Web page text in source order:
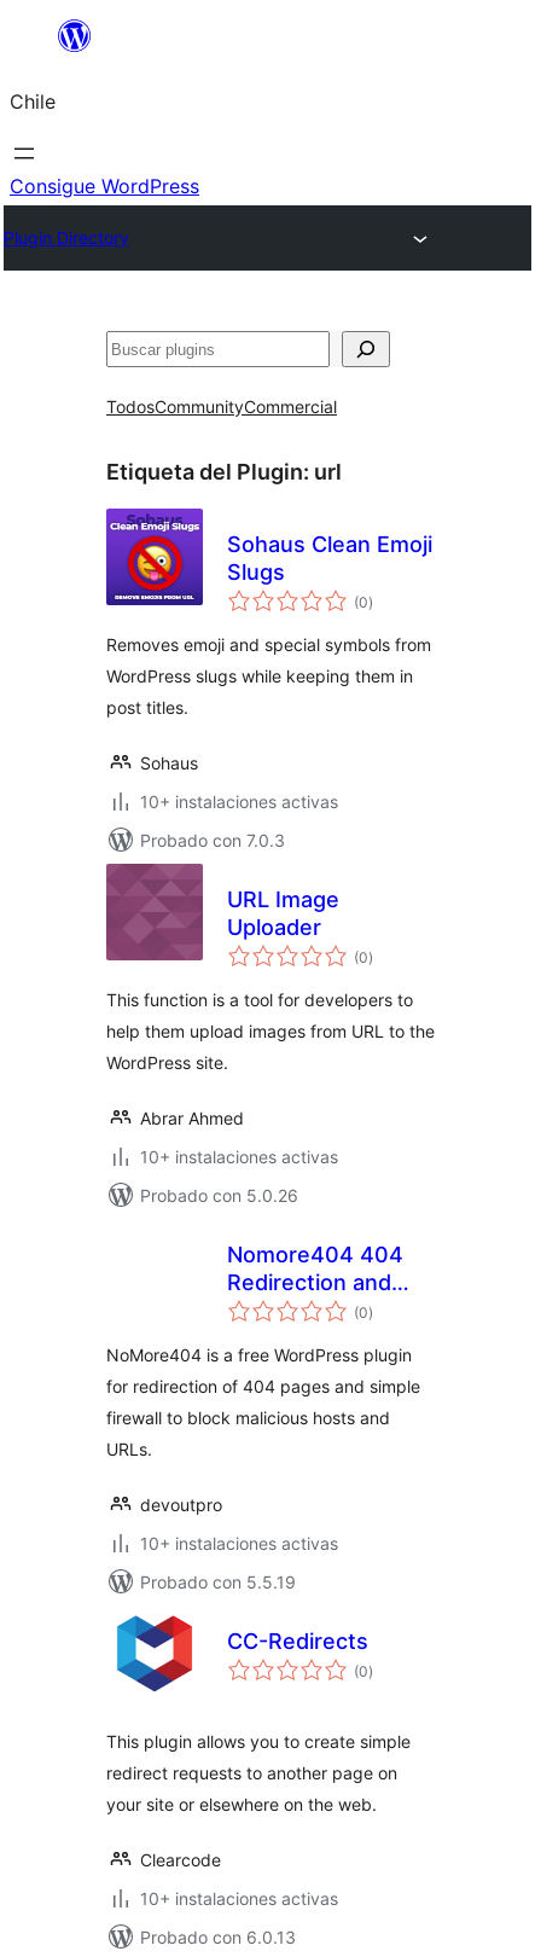
Saltar
contenido
Chile
Consigue WordPress
Plugin Directory
Buscar
TodosCommunityCommercial
Etiqueta del Plugin: url
Sohaus Clean Emoji
Slugs
(0evaluación
total
)
Removes emoji and special symbols from
WordPress slugs while keeping them in
post titles.
Sohaus
10+ instalaciones activas
Probado con 7.0.3
URL Image
Uploader
(0evaluación
total
)
This function is a tool for developers to
help them upload images from URL to the
WordPress site.
Abrar Ahmed
10+ instalaciones activas
Probado con 5.0.26
Nomore404 404
Redirection and
Firewall
(0evaluación
total
)
NoMore404 is a free WordPress plugin
for redirection of 404 pages and simple
firewall to block malicious hosts and
URLs.
devoutpro
10+ instalaciones activas
Probado con 5.5.19
CC-Redirects
(0evaluación
total
)
This plugin allows you to create simple
redirect requests to another page on
your site or elsewhere on the web.
Clearcode
10+ instalaciones activas
Probado con 6.0.13